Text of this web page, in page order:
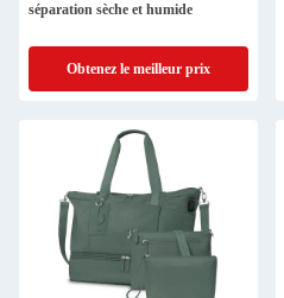
séparation sèche et humide
Obtenez le meilleur prix